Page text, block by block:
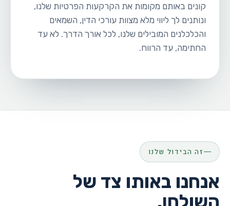
קונים באותם מקומות את הקרקעות הפרטיות שלנו,
ונותנים לך ליווי מלא מצוות עורכי הדין, השמאים
והכלכלנים המובילים שלנו, לכל אורך הדרך. לא עד
החתימה, עד הרווח.
זה הבידול שלנו
אנחנו באותו צד של